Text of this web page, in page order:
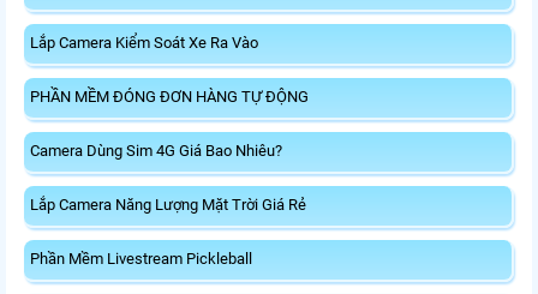
Lắp Camera Kiểm Soát Xe Ra Vào
PHẦN MỀM ĐÓNG ĐƠN HÀNG TỰ ĐỘNG
Camera Dùng Sim 4G Giá Bao Nhiêu?
Lắp Camera Năng Lượng Mặt Trời Giá Rẻ
Phần Mềm Livestream Pickleball